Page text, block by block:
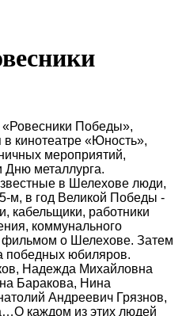
Победы»,
кинотеатре «Юность»,
мероприятий,
металлурга.
в Шелехове люди,
м, в год Великой Победы -
кабельщики, работники
коммунального
фильмом о Шелехове. Затем
победных юбиляров.
Надежда Михайловна
Баракова, Нина
Андреевич Грязнов,
каждом из этих людей